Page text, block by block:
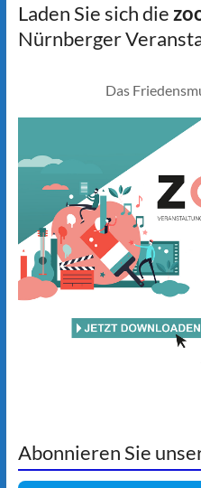
Laden Sie sich die
Nürnberger
Das
Abonnieren Sie